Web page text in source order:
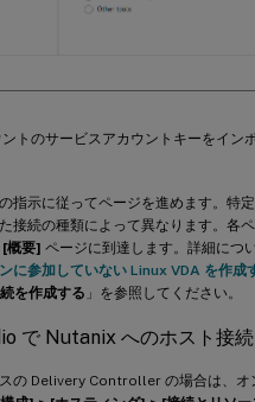
ントのサービスアカウントキーをイン
指示に従ってページを進めます。特
接続の種類によって異なります。各ペ
[概要] ページに到達します。詳細につ
に参加していない Linux VDA を作成
を作成する 」を参照してください。
で Nutanix へのホスト接
の Delivery Controller の場合は、オ